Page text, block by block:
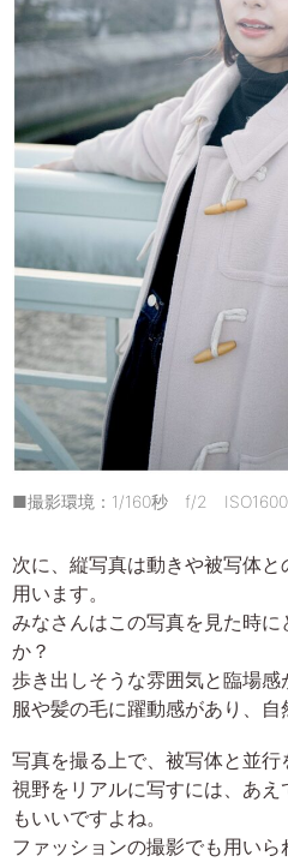
■撮影環境：1/160秒 f/2 ISO1600
次に、縦写真は動きや被写体
用います。
みなさんはこの写真を見た時
か？
歩き出しそうな雰囲気と臨場感
服や髪の毛に躍動感があり、自
写真を撮る上で、被写体と並行
視野をリアルに写すには、あ
もいいですよね。
ファッションの撮影でも用い